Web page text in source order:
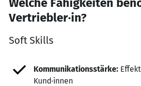
Welche Fähigkeiten
Vertriebler·in?
Soft Skills
Kommunikationsstärke:
Kund·innen